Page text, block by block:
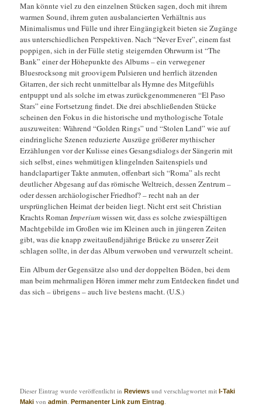
Man könnte viel zu den einzelnen Stücken sagen, doch mit ihrem
warmen Sound, ihrem guten ausbalancierten Verhältnis aus
Minimalismus und Fülle und ihrer Eingängigkeit bieten sie Zugänge
aus unterschiedlichen Perspektiven. Nach “Never Ever”, einem fast
poppigen, sich in der Fülle stetig steigernden Ohrwurm ist “The
Bank” einer der Höhepunkte des Albums – ein verwegener
Bluesrocksong mit groovigem Pulsieren und herrlich ätzenden
Gitarren, der sich recht unmittelbar als Hymne des Mitgefühls
entpuppt und als solche im etwas zurückgenommeneren “El Paso
Stars” eine Fortsetzung findet. Die drei abschließenden Stücke
scheinen den Fokus in die historische und mythologische Totale
auszuweiten: Während “Golden Rings” und “Stolen Land” wie auf
eindringliche Szenen reduzierte Auszüge größerer mythischer
Erzählungen vor der Kulisse eines Gesangsdialogs der Sängerin mit
sich selbst, eines wehmütigen klingelnden Saitenspiels und
handclapartiger Takte anmuten, offenbart sich “Roma” als recht
deutlicher Abgesang auf das römische Weltreich, dessen Zentrum –
oder dessen archäologischer Friedhof? – recht nah an der
ursprünglichen Heimat der beiden liegt. Nicht erst seit Christian
Krachts RomanImperiumwissen wir, dass es solche zwiespältigen
Machtgebilde im Großen wie im Kleinen auch in jüngeren Zeiten
gibt, was die knapp zweitaußendjährige Brücke zu unserer Zeit
schlagen sollte, in der das Album verwoben und verwurzelt scheint.
Ein Album der Gegensätze also und der doppelten Böden, bei dem
man beim mehrmaligen Hören immer mehr zum Entdecken findet und
das sich – übrigens – auch live bestens macht. (U.S.)
Dieser Eintrag wurde veröffentlicht inReviews und verschlagwortet mitI-Taki
Maki vonadmin.Permanenter Link zum Eintrag.